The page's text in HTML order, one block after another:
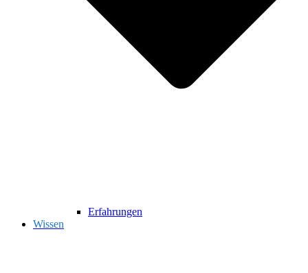
Erfahrungen
Wissen